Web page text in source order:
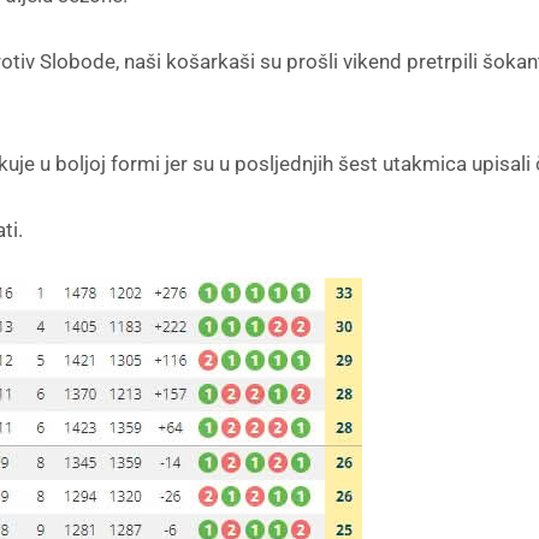
Slobode, naši košarkaši su prošli vikend pretrpili
u boljoj formi jer su u posljednjih šest utakmica upisali